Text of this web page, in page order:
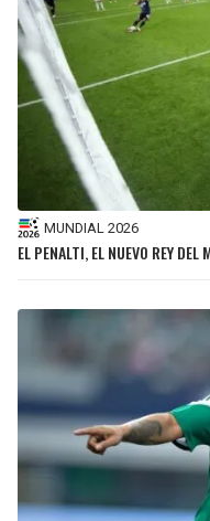
MUNDIAL 2026
EL PENALTI, EL NUEVO REY DEL